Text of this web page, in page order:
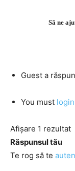
Să ne
Guest a
You must login
Afișare 1 rezultat
Răspunsul tău
Te rog să te